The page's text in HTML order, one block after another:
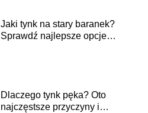
Jaki tynk na stary baranek?
Sprawdź najlepsze opcje
Dlaczego tynk pęka? Oto
najczęstsze przyczyny i